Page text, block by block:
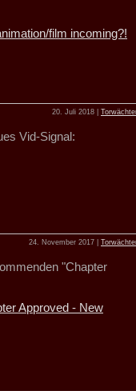
film incoming?!
20. Juli 2018 |
Vid-Signal:
24. November 2017 |
"Chapter
Approved - New